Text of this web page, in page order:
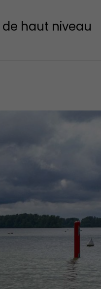
de haut niveau